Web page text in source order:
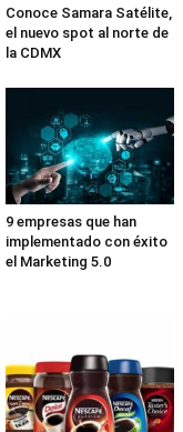
Conoce Samara Satélite,
el nuevo spot al norte de
la CDMX
9 empresas que han
implementado con éxito
el Marketing 5.0